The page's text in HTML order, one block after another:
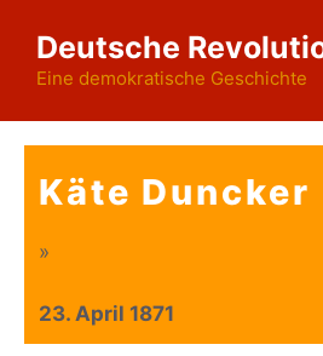
Inhalt
springen
Deutsche
Eine demokratische Geschichte
Käte Duncker
»
23. April 1871